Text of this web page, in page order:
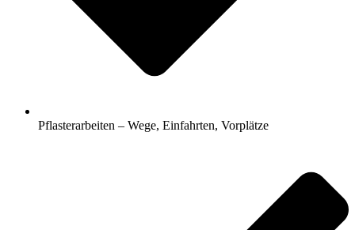
Pflasterarbeiten – Wege, Einfahrten, Vorplätze